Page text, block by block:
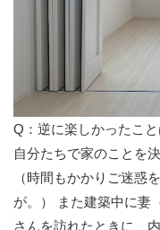
Q：逆に楽しかったこ
自分たちで家のことを
（時間もかかりご迷惑
が。） また建築中に妻
さんを訪れたときに、